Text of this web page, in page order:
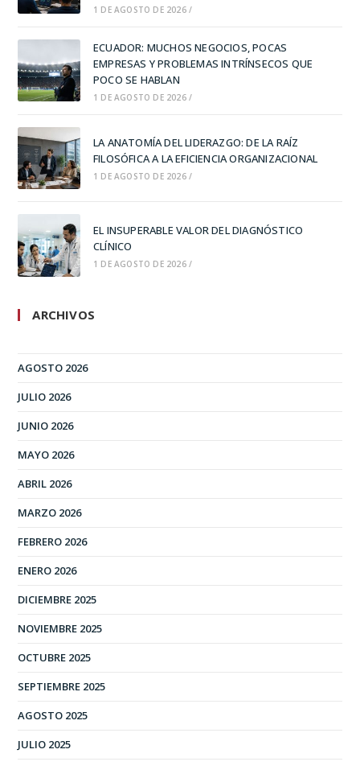
1 DE AGOSTO DE 2026 /
ECUADOR: MUCHOS NEGOCIOS, POCAS
EMPRESAS Y PROBLEMAS INTRÍNSECOS QUE
POCO SE HABLAN
1 DE AGOSTO DE 2026 /
LA ANATOMÍA DEL LIDERAZGO: DE LA RAÍZ
FILOSÓFICA A LA EFICIENCIA ORGANIZACIONAL
1 DE AGOSTO DE 2026 /
EL INSUPERABLE VALOR DEL DIAGNÓSTICO
CLÍNICO
1 DE AGOSTO DE 2026 /
ARCHIVOS
AGOSTO 2026
JULIO 2026
JUNIO 2026
MAYO 2026
ABRIL 2026
MARZO 2026
FEBRERO 2026
ENERO 2026
DICIEMBRE 2025
NOVIEMBRE 2025
OCTUBRE 2025
SEPTIEMBRE 2025
AGOSTO 2025
JULIO 2025